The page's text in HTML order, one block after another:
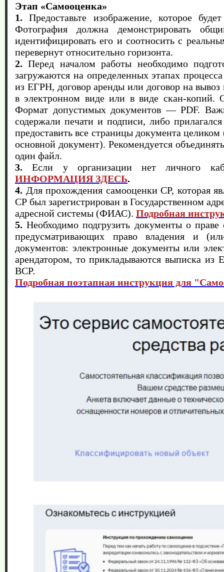
Этап «Самооценка»
1. Предоставьте изображение, которое
Фотография должна демонстрировать
идентифицировать его и соотносить с
перевернут относительно горизонта.
2.Перед началом работы необходимо
загружаются на определенных этапах
из ЕГРН, договор аренды или договор на
в электронном виде или в виде скан-копий.
Формат допустимых документов — PDF.
содержали печати и подписи, либо
предоставить все страницы документа
основной документ). Рекомендуется
один файл.
3. Если у организации нет личного
ИНФОРМАЦИЯ ЗДЕСЬ.
4. Для прохождения самооценки СР, которая
СР был зарегистрирован в Государственном
адресной системы (ФИАС). Подробная
5. Необходимо подгрузить документы о
предусматривающих право владения и
документов: электронные документы или
арендатором, то прикладываются выписка
ВСР.
Подробная поэтапная инструкция для